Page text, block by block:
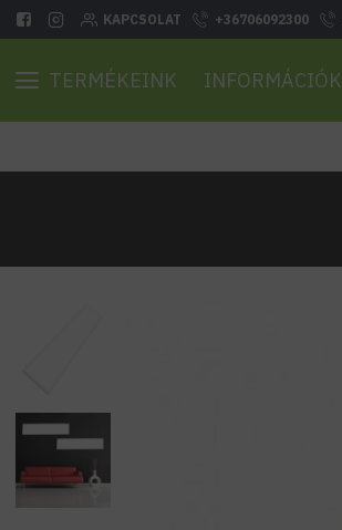
KAPCSOLAT +36706092300
TERMÉKEINK INFORMÁCIÓK